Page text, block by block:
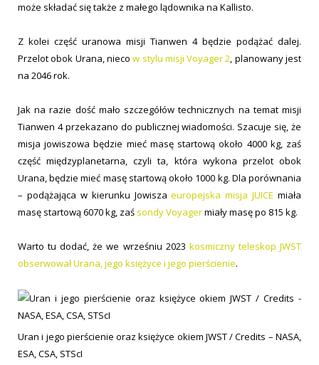
może składać się także z małego lądownika na Kallisto.
Z kolei część uranowa misji Tianwen 4 będzie podążać dalej.
Przelot obok Urana, niecow stylu misji Voyager 2, planowany jest
na 2046 rok.
Jak na razie dość mało szczegółów technicznych na temat misji
Tianwen 4 przekazano do publicznej wiadomości. Szacuje się, że
misja jowiszowa będzie mieć masę startową około 4000 kg, zaś
część międzyplanetarna, czyli ta, która wykona przelot obok
Urana, będzie mieć masę startową około 1000 kg. Dla porównania
– podążająca w kierunku Jowiszaeuropejska misja JUICE miała
masę startową 6070 kg, zaś sondy Voyagermiały masę po 815 kg.
Warto tu dodać, że we wrześniu 2023 kosmiczny teleskop JWST
obserwował Urana, jego księżyce i jego pierścienie.
Uran i jego pierścienie oraz księżyce okiem JWST / Credits – NASA,
ESA, CSA, STScI